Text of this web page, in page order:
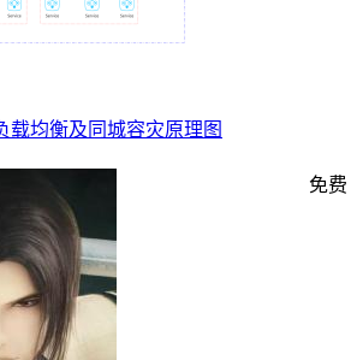
载均衡及同城容灾原理图
免费